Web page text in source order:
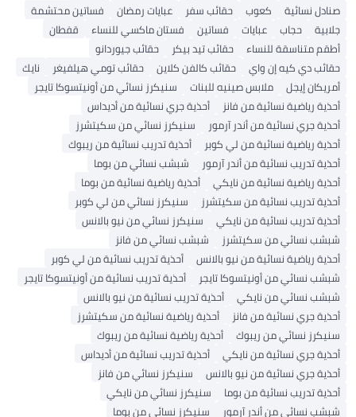
صنادل نسائية
كعوب حقائب سفر عبايات رمضان
فساتين محتشمة
جلابية
حجاب عبايات فساتين فستان ماكسي للنساء
قفطان
أطقم متناسقة للنساء
حقائب تيد بيكر
حقائب جيوردانو
حقائب دي كيه إن واي
حقائب كالفن كلاين حقائب تومي هيلفيغر
نايك
أمريكان إيجل
ملابس صينيه للبنات
سنيكرز نسائي من أونيتسوكا تايجر
أحذية رياضية نسائية من فانز
أحذية جري نسائية من أديداس
أحذية جري نسائية من أندر آرمور
سنيكرز نسائي من سكيتشرز
أحذية رياضية نسائية من لي كوبر
أحذية تدريب نسائية من ريبوك
أحذية تدريب نسائية من أندر آرمور
شبشب نسائي من بوما
أحذية رياضية نسائية من نايكي
أحذية رياضية نسائية من بوما
أحذية تدريب نسائية من سكيتشرز
سنيكرز نسائي من لي كوبر
أحذية تدريب نسائية من نايكي
سنيكرز نسائي من نيو بالانس
شبشب نسائي من سكيتشرز
شبشب نسائي من فانز
أحذية رياضية نسائية من نيو بالانس
أحذية تدريب نسائية من لي كوبر
شبشب نسائي من أونيتسوكا تايجر
أحذية تدريب نسائية من أونيتسوكا تايجر
شبشب نسائي من نايكي
أحذية تدريب نسائية من نيو بالانس
أحذية جري نسائية من فانز
أحذية رياضية نسائية من سكيتشرز
سنيكرز نسائي من ريبوك
أحذية رياضية نسائية من ريبوك
أحذية جري نسائية من نايكي
أحذية تدريب نسائية من أديداس
أحذية جري نسائية من نيو بالانس
سنيكرز نسائي من فانز
أحذية تدريب نسائية من بوما
سنيكرز نسائي من نايكي
شبشب نسائي من أندر آرمور
سنيكرز نسائي من بوما